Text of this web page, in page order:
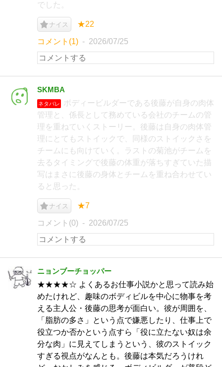
でした。
ナイス ★22
コメント(1) 2026/07/25
SKMBA
ネタバレ
ボディービルダーである後藤が自身の肉体
管理と、係長として務めている会社のチームの管
理を重ねていくストーリー。後藤は自身の肉体管
理にとてもストイックで、同様のストイックさを
チームにも向けていく。ラストの菊池がチームを
去るタイミングで後藤の体重が落ちすぎていた描
写はまさに後藤の身体とチームを重ね合わせてい
ると思った。
ナイス ★7
コメント(0) 2026/07/25
ニョンブーチョッパー
★★★★☆ よくあるお仕事小説かと思って読み始
めたけれど、趣味のボディビルを中心に物事を考
える主人公・後藤の思考が面白い。彼が周囲を、
「脂肪の多さ」という点で嫌悪したり、仕事上で
役立つか否かという点すら「役に立たない奴は余
分な肉」に見えてしまうという、彼のストイック
すぎる視点がなんとも。後藤は本気だろうけれ